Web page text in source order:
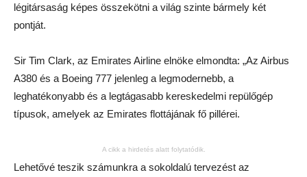
légitársaság képes összekötni a világ szinte bármely két
pontját.
Sir Tim Clark, az Emirates Airline elnöke elmondta: „Az Airbus
A380 és a Boeing 777 jelenleg a legmodernebb, a
leghatékonyabb és a legtágasabb kereskedelmi repülőgép
típusok, amelyek az Emirates flottájának fő pillérei.
A cikk a hirdetés alatt folytatódik.
Lehetővé teszik számunkra a sokoldalú tervezést az